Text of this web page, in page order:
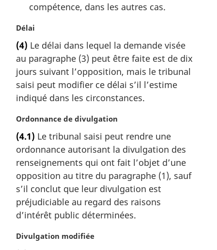
compétence, dans les autres cas.
N
t
e
m
a
g
n
a
e
:
Délai
(4) Le délai dans lequel la demande visée
au paragraphe (3) peut être faite est de dix
jours suivant l’opposition, mais le tribunal
saisi peut modifier ce délai s’il l’estime
indiqué dans les circonstances.
N
t
e
m
a
g
i
n
l
Ordonnance de divulgation
(4.1) Le tribunal saisi peut rendre une
ordonnance autorisant la divulgation des
renseignements qui ont fait l’objet d’une
opposition au titre du paragraphe (1), sauf
s’il conclut que leur divulgation est
préjudiciable au regard des raisons
d’intérêt public déterminées.
N
Divulgation modifiée